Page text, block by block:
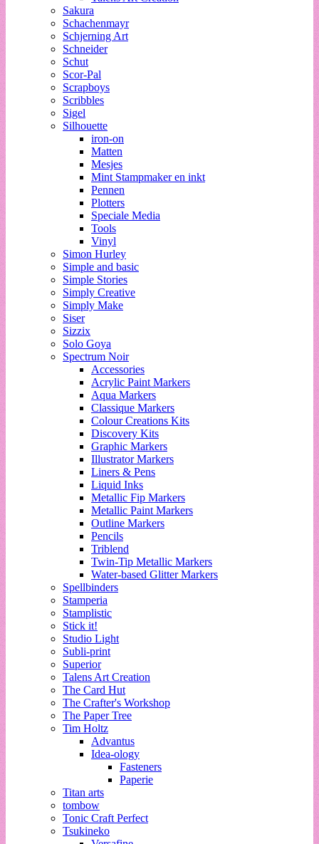
Sakura
Schachenmayr
Schjerning Art
Schneider
Schut
Scor-Pal
Scrapboys
Scribbles
Sigel
Silhouette
iron-on
Matten
Mesjes
Mint Stampmaker en inkt
Pennen
Plotters
Speciale Media
Tools
Vinyl
Simon Hurley
Simple and basic
Simple Stories
Simply Creative
Simply Make
Siser
Sizzix
Solo Goya
Spectrum Noir
Accessories
Acrylic Paint Markers
Aqua Markers
Classique Markers
Colour Creations Kits
Discovery Kits
Graphic Markers
Illustrator Markers
Liners & Pens
Liquid Inks
Metallic Fip Markers
Metallic Paint Markers
Outline Markers
Pencils
Triblend
Twin-Tip Metallic Markers
Water-based Glitter Markers
Spellbinders
Stamperia
Stamplistic
Stick it!
Studio Light
Subli-print
Superior
Talens Art Creation
The Card Hut
The Crafter's Workshop
The Paper Tree
Tim Holtz
Advantus
Idea-ology
Fasteners
Paperie
Titan arts
tombow
Tonic Craft Perfect
Tsukineko